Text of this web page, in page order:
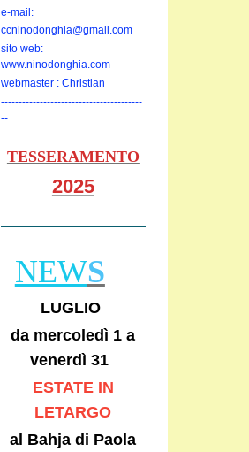
e-mail:
ccninodonghia@gmail.com
sito web:
www.ninodonghia.com
webmaster : Christian
----------------------------------------
--
TESSERAMENTO
2025
NEWS
LUGLIO
da mercoledì 1 a
venerdì 31
ESTATE IN
LETARGO
al Bahja di Paola